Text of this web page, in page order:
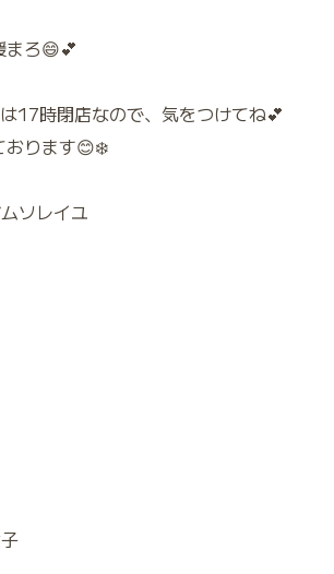
まろ😄💕
17時閉店なので、気をつけてね💕
おります😊❄️
ソレイユ